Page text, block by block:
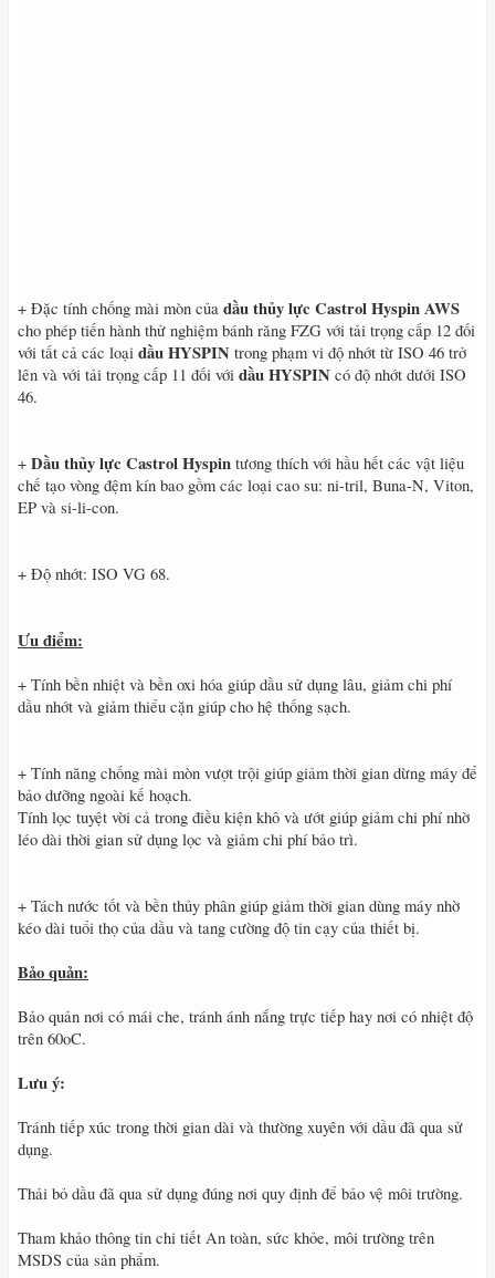
+ Đặc tính chống mài mòn của dầu thủy lực Castrol Hyspin AWS
cho phép tiến hành thử nghiệm bánh răng FZG với tải trọng cấp 12 đối
với tất cả các loại dầu HYSPIN trong phạm vi độ nhớt từ ISO 46 trở
lên và với tải trọng cấp 11 đối với dầu HYSPIN có độ nhớt dưới ISO
46.
+ Dầu thủy lực Castrol Hyspin tương thích với hầu hết các vật liệu
chế tạo vòng đệm kín bao gồm các loại cao su: ni-tril, Buna-N, Viton,
EP và si-li-con.
+ Độ nhớt: ISO VG 68.
Ưu điểm:
+ Tính bền nhiệt và bền oxi hóa giúp dầu sử dụng lâu, giảm chi phí
dầu nhớt và giảm thiểu cặn giúp cho hệ thống sạch.
+ Tính năng chống mài mòn vượt trội giúp giảm thời gian dừng máy để
bảo dưỡng ngoài kế hoạch.
Tính lọc tuyệt vời cả trong điều kiện khô và ướt giúp giảm chi phí nhờ
léo dài thời gian sử dụng lọc và giảm chi phí bảo trì.
+ Tách nước tốt và bền thủy phân giúp giảm thời gian dùng máy nhờ
kéo dài tuổi thọ của dầu và tang cường độ tin cạy của thiết bị.
Bảo quản:
Bảo quản nơi có mái che, tránh ánh nắng trực tiếp hay nơi có nhiệt độ
trên 60oC.
Lưu ý:
Tránh tiếp xúc trong thời gian dài và thường xuyên với dầu đã qua sử
dụng.
Thải bỏ dầu đã qua sử dụng đúng nơi quy định để bảo vệ môi trường.
Tham khảo thông tin chi tiết An toàn, sức khỏe, môi trường trên
MSDS của sản phẩm.